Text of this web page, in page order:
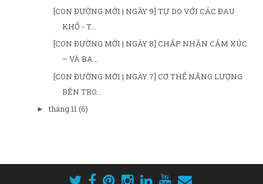
[CON ĐƯỜNG MỚI | NGÀY 9] TỰ DO VỚI CÁC ĐAU
KHỔ - T...
[CON ĐƯỜNG MỚI | NGÀY 8] CHẤP NHẬN CẢM XÚC
– VÀ BẠ...
[CON ĐƯỜNG MỚI | NGÀY 7] CƠ THỂ NĂNG LƯỢNG
BÊN TRO...
►tháng 11(6)